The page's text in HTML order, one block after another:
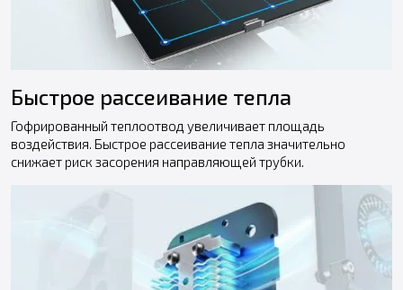
Быстрое рассеивание тепла
Гофрированный теплоотвод увеличивает площадь
воздействия. Быстрое рассеивание тепла значительно
снижает риск засорения направляющей трубки.